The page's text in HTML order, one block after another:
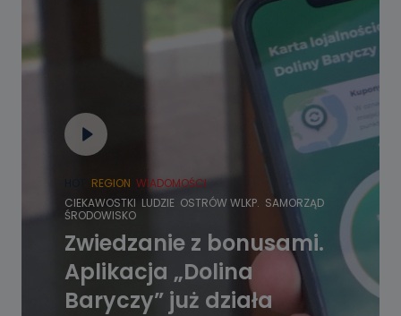
REGION WIADOMOŚCI
CIEKAWOSTKI LUDZIE OSTRÓW WLKP. SAMORZĄD
ŚRODOWISKO
Zwiedzanie z bonusami.
Aplikacja „Dolina
Baryczy” już działa